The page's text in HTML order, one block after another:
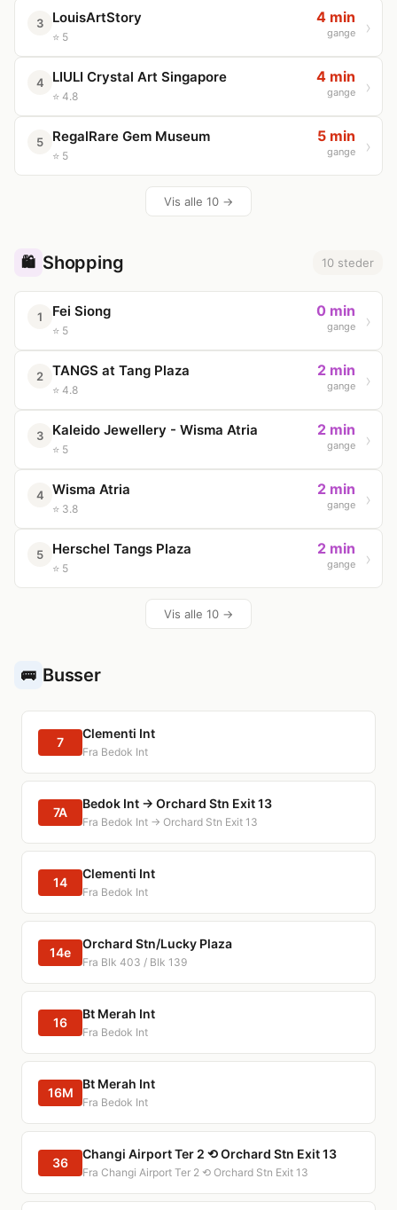
3 LouisArtStory
⭐ 5
4 min
gange
4 LIULI Crystal Art Singapore
⭐ 4.8
4 min
gange
5 RegalRare Gem Museum
⭐ 5
5 min
gange
Vis alle 10 →
🛍️ Shopping 10 steder
1 Fei Siong
⭐ 5
0 min
gange
2 TANGS at Tang Plaza
⭐ 4.8
2 min
gange
3 Kaleido Jewellery - Wisma Atria
⭐ 5
2 min
gange
4 Wisma Atria
⭐ 3.8
2 min
gange
5 Herschel Tangs Plaza
⭐ 5
2 min
gange
Vis alle 10 →
🚌 Busser
7
Clementi Int
Fra Bedok Int
7A
Bedok Int → Orchard Stn Exit 13
Fra Bedok Int → Orchard Stn Exit 13
14
Clementi Int
Fra Bedok Int
14e
Orchard Stn/Lucky Plaza
Fra Blk 403 / Blk 139
16
Bt Merah Int
Fra Bedok Int
16M
Bt Merah Int
Fra Bedok Int
36
Changi Airport Ter 2 ⟲ Orchard Stn Exit 13
Fra Changi Airport Ter 2 ⟲ Orchard Stn Exit 13